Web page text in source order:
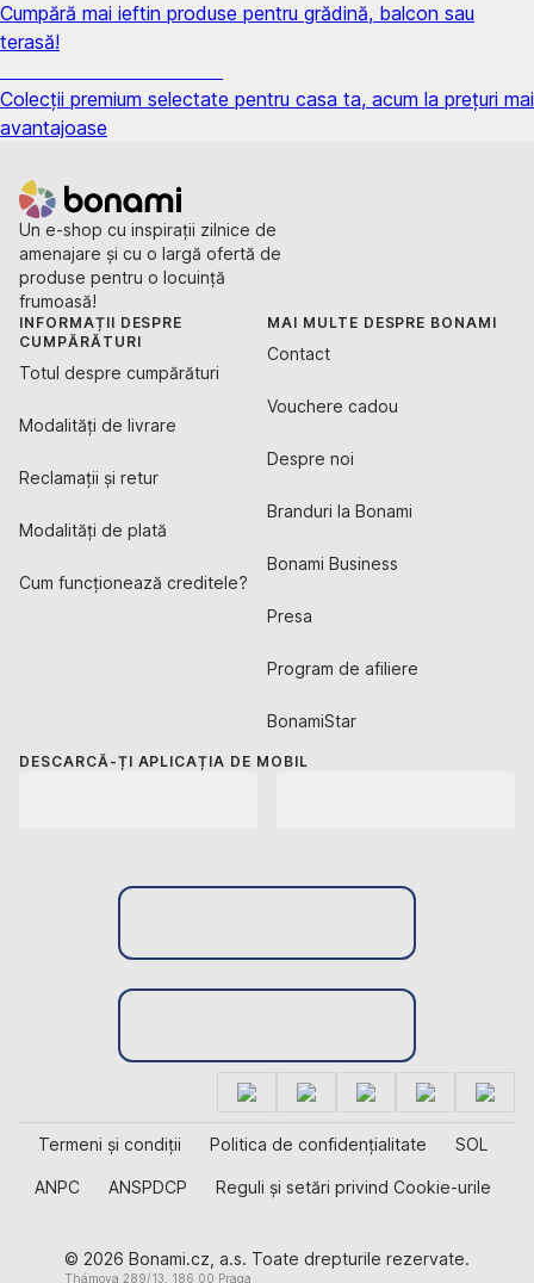
Cumpără mai ieftin produse pentru grădină, balcon sau
terasă!
Colecții premium selectate pentru casa ta, acum la prețuri mai
avantajoase
Un e-shop cu inspirații zilnice de
amenajare și cu o largă ofertă de
produse pentru o locuință
frumoasă!
INFORMAȚII DESPRE
CUMPĂRĂTURI
Totul despre cumpărături
Modalități de livrare
Reclamații și retur
Modalități de plată
Cum funcționează creditele?
MAI MULTE DESPRE BONAMI
Contact
Vouchere cadou
Despre noi
Branduri la Bonami
Bonami Business
Presa
Program de afiliere
BonamiStar
DESCARCĂ-ȚI APLICAȚIA DE MOBIL
Termeni și condiții Politica de confidențialitate SOL
ANPC ANSPDCP Reguli și setări privind Cookie-urile
© 2026 Bonami.cz, a.s. Toate drepturile rezervate.
Thámova 289/13, 186 00 Praga